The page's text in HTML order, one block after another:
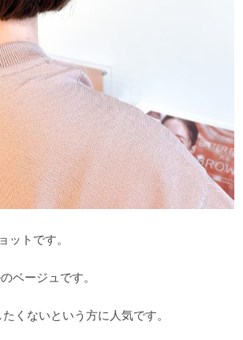
ットです。
ベージュです。
くないという方に人気です。